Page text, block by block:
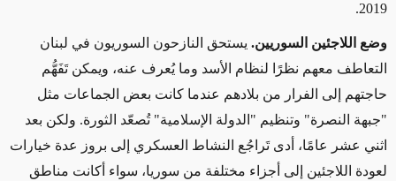
2019.
وضع اللاجئين السوريين.يستحق النازحون السوريون في لبنان
التعاطف معهم نظرًا لنظام الأسد وما يُعرف عنه، ويمكن تَفَهُّم
حاجتهم إلى الفرار من بلادهم عندما كانت بعض الجماعات مثل
"جبهة النصرة" وتنظيم "الدولة الإسلامية" تُصعّد الثورة. ولكن بعد
اثني عشر عامًا، أدى تَراجُع النشاط العسكري إلى بروز عدة خيارات
لعودة اللاجئين إلى أجزاء مختلفة من سوريا، سواء أكانت مناطق